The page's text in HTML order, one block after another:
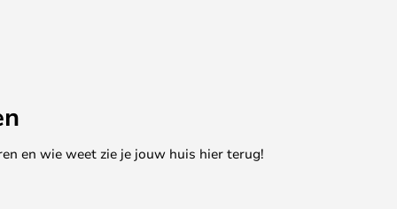
en wie weet zie je jouw huis hier terug!